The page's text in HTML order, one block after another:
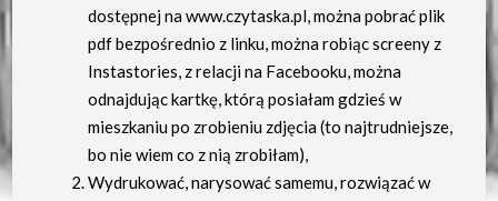
dostępnej na www.czytaska.pl, można pobrać plik
pdf bezpośrednio z linku, można robiąc screeny z
Instastories, z relacji na Facebooku, można
odnajdując kartkę, którą posiałam gdzieś w
mieszkaniu po zrobieniu zdjęcia (to najtrudniejsze,
bo nie wiem co z nią zrobiłam),
Wydrukować, narysować samemu, rozwiązać w